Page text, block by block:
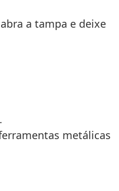
a tampa e deixe
metálicas